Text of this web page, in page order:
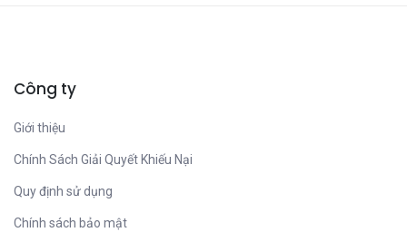
Công ty
Giới thiệu
Chính Sách Giải Quyết Khiếu Nại
Quy định sử dụng
Chính sách bảo mật